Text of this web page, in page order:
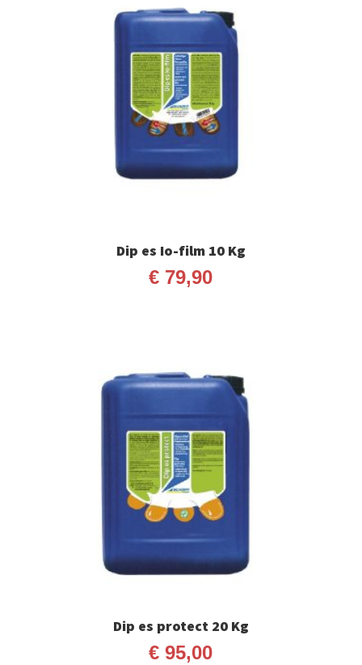
Dip es Io-film 10 Kg
€ 79,90
Dip es protect 20 Kg
€ 95,00